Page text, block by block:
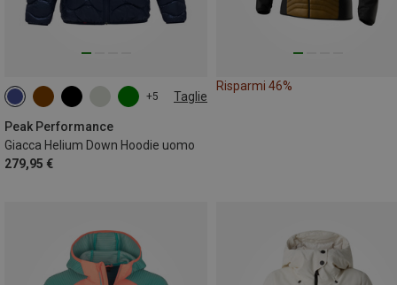
+5 Taglie
Peak Performance
Giacca Helium Down Hoodie uomo
279,95 €
S M L XL XXL
Risparmi 46%